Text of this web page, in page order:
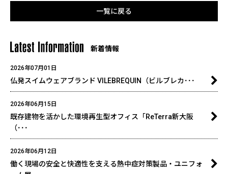
一覧に戻る
新着情報
2026年07月01日
仏発スイムウェアブランド VILEBREQUIN（ビルブレカ･･･ >
2026年06月15日
既存建物を活かした環境再生型オフィス「ReTerra新大阪
（･･･
>
2026年06月12日
働く現場の安全と快適性を支える熱中症対策製品・ユニフォ
>